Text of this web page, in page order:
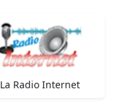
La Radio Internet